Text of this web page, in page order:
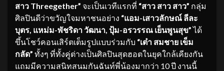
สาว Threegether” จะเป็นเวทีแรกที่ “สาว สาว สาว” กลุ่ม
ศิลปินดีว่าขวัญใจมหาชนอย่าง “แอม-เสาวลักษณ์ ลีละ
บุตร แหม่ม-พัชริดา วัฒนา ปุ้ม-อรวรรณ เย็นพูนสุข”ได้
ขึ้นโชว์คอนเสิร์ตเต็มรูปแบบร่วมกับ “เต๋า สมชาย เข็ม
กลัด” ทั้งๆ ที่ทั้งคู่ต่างเป็นศิลปินสุดฮอตในยุคใกล้เคียงกัน
แถมมีความสนิทสนมกันฉันท์พี่น้องมากว่า 10 ปี งานนี้